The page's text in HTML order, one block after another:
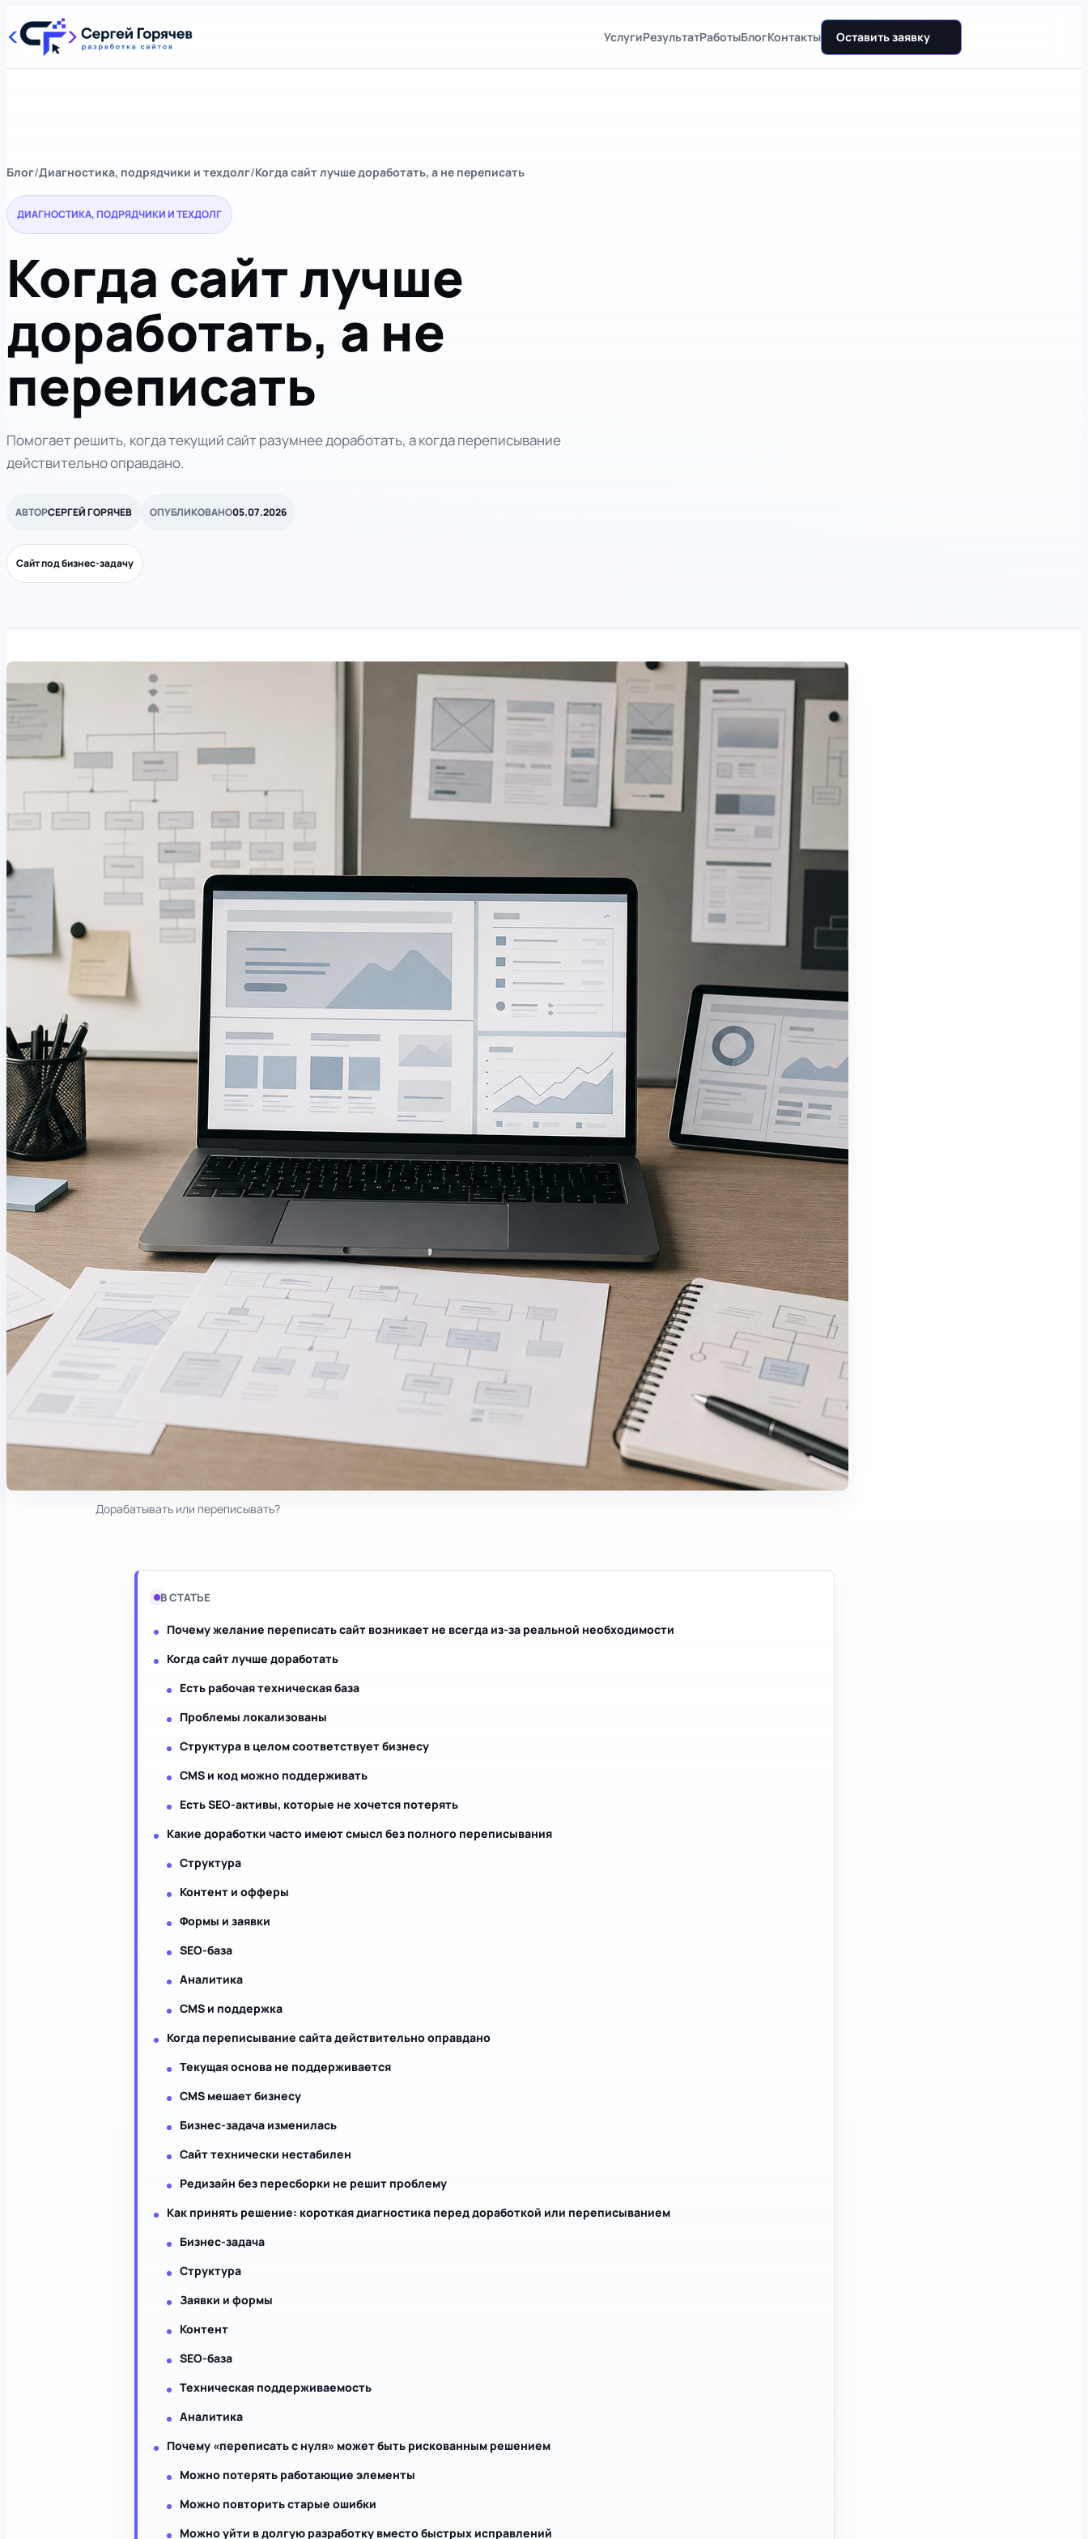
УслугиРезультатРаботыБлогКонтакты Оставить заявку
Блог Диагностика, подрядчики и техдолг Когда сайт лучше доработать, а не переписать
ДИАГНОСТИКА, ПОДРЯДЧИКИ И ТЕХДОЛГ
Когда сайт лучше
доработать, а не
переписать
Помогает решить, когда текущий сайт разумнее доработать, а когда переписывание
действительно оправдано.
АВТОРСЕРГЕЙ ГОРЯЧЕВ ОПУБЛИКОВАНО05.07.2026
Сайт под бизнес-задачу
Дорабатывать или переписывать?
В СТАТЬЕ
Почему желание переписать сайт возникает не всегда из-за реальной необходимости
Когда сайт лучше доработать
Есть рабочая техническая база
Проблемы локализованы
Структура в целом соответствует бизнесу
CMS и код можно поддерживать
Есть SEO-активы, которые не хочется потерять
Какие доработки часто имеют смысл без полного переписывания
Структура
Контент и офферы
Формы и заявки
SEO-база
Аналитика
CMS и поддержка
Когда переписывание сайта действительно оправдано
Текущая основа не поддерживается
CMS мешает бизнесу
Бизнес-задача изменилась
Сайт технически нестабилен
Редизайн без пересборки не решит проблему
Как принять решение: короткая диагностика перед доработкой или переписыванием
Бизнес-задача
Структура
Заявки и формы
Контент
SEO-база
Техническая поддерживаемость
Аналитика
Почему «переписать с нуля» может быть рискованным решением
Можно потерять работающие элементы
Можно повторить старые ошибки
Можно уйти в долгую разработку вместо быстрых исправлений